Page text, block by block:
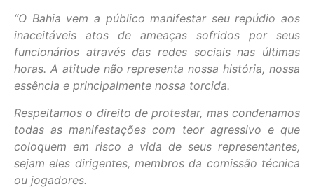
“O Bahia vem a público manifestar seu repúdio aos
inaceitáveis atos de ameaças sofridos por seus
funcionários através das redes sociais nas últimas
horas. A atitude não representa nossa história, nossa
essência e principalmente nossa torcida.
Respeitamos o direito de protestar, mas condenamos
todas as manifestações com teor agressivo e que
coloquem em risco a vida de seus representantes,
sejam eles dirigentes, membros da comissão técnica
ou jogadores.